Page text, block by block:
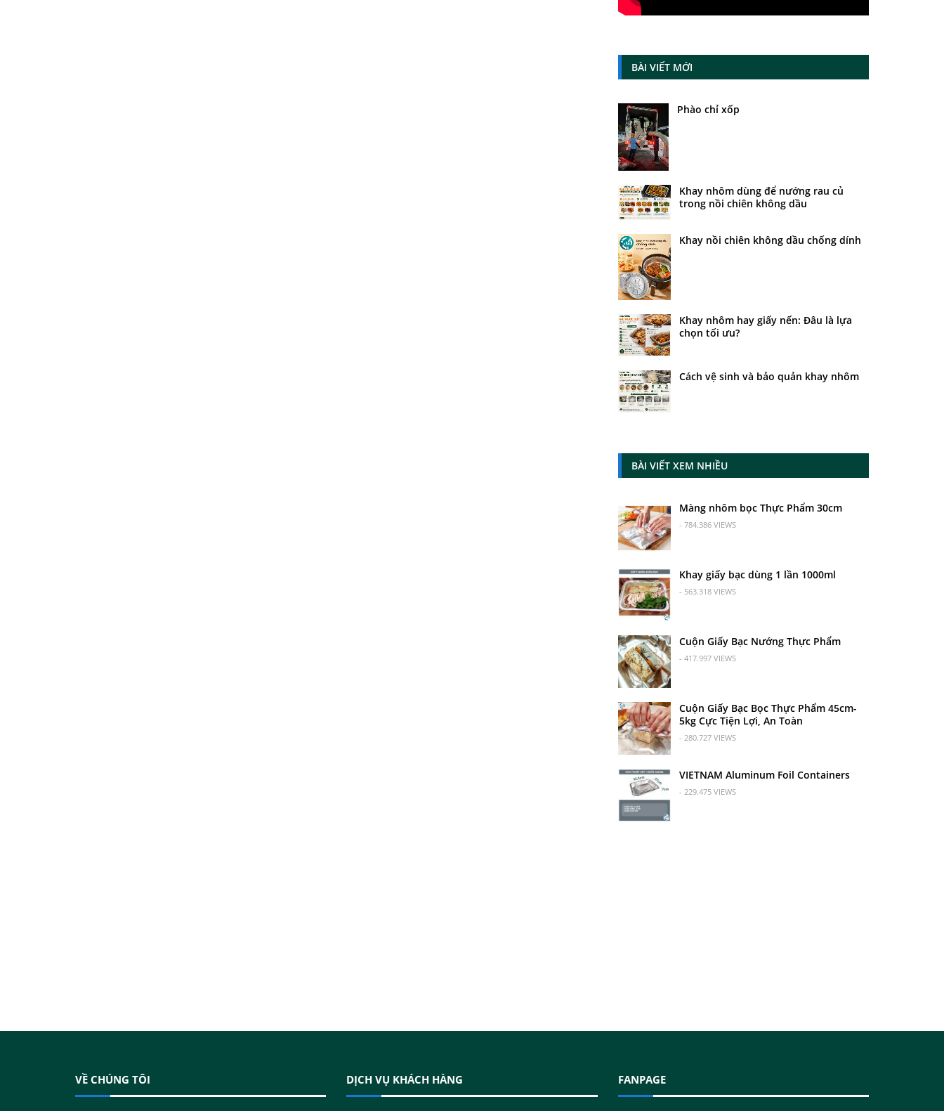
BÀI VIẾT MỚI
Phào chỉ xốp
Khay nhôm dùng để nướng rau củ
trong nồi chiên không dầu
Khay nồi chiên không dầu chống dính
Khay nhôm hay giấy nến: Đâu là lựa
chọn tối ưu?
Cách vệ sinh và bảo quản khay nhôm
BÀI VIẾT XEM NHIỀU
Màng nhôm bọc Thực Phẩm 30cm
- 784.386 VIEWS
Khay giấy bạc dùng 1 lần 1000ml
- 563.318 VIEWS
Cuộn Giấy Bạc Nướng Thực Phẩm
- 417.997 VIEWS
Cuộn Giấy Bạc Bọc Thực Phẩm 45cm-
5kg Cực Tiện Lợi, An Toàn
- 280.727 VIEWS
VIETNAM Aluminum Foil Containers
- 229.475 VIEWS
VỀ CHÚNG TÔI DỊCH VỤ KHÁCH HÀNG FANPAGE